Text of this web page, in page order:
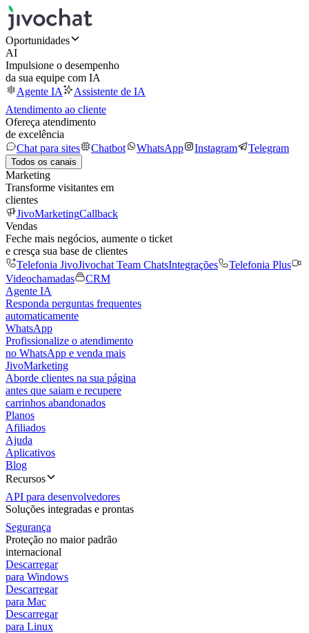
Oportunidades
AI
Impulsione o desempenho
da sua equipe com IA
Agente IA
Assistente de IA
Atendimento ao cliente
Ofereça atendimento
de excelência
Chat para sites
Chatbot WhatsApp Instagram Telegram
Todos os canais
Marketing
Transforme visitantes em
clientes
JivoMarketingCallback
Vendas
Feche mais negócios, aumente o ticket
e cresça sua base de clientes
Telefonia JivoJivochat Team ChatsIntegrações
Telefonia Plus
Videochamadas
CRM
Agente IA
Responda perguntas frequentes
automaticamente
WhatsApp
Profissionalize o atendimento
no WhatsApp e venda mais
JivoMarketing
Aborde clientes na sua página
antes que saiam e recupere
carrinhos abandonados
Planos
Afiliados
Ajuda
Aplicativos
Blog
Recursos
API para desenvolvedores
Soluções integradas e prontas
Segurança
Proteção no maior padrão
internacional
Descarregar
para Windows
Descarregar
para Mac
Descarregar
para Linux